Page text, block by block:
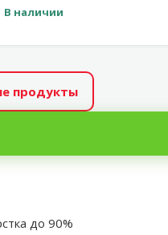
В наличии
продукты
до 90%